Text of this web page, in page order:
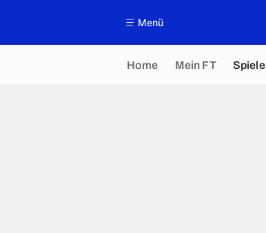
Menü
Home Mein FT Spiele